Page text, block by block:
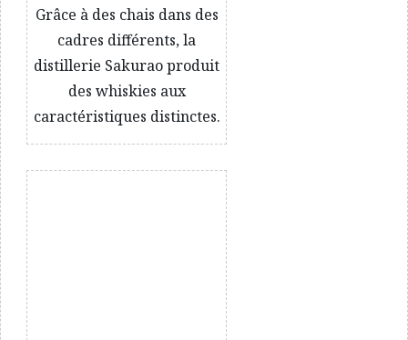
Grâce à des chais dans des
cadres différents, la
distillerie Sakurao produit
des whiskies aux
caractéristiques distinctes.